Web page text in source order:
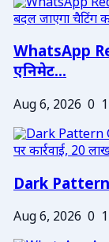
WhatsApp
एनिमेट...
Aug 6, 2026 0 1
Dark Pattern
Aug 6, 2026 0 1